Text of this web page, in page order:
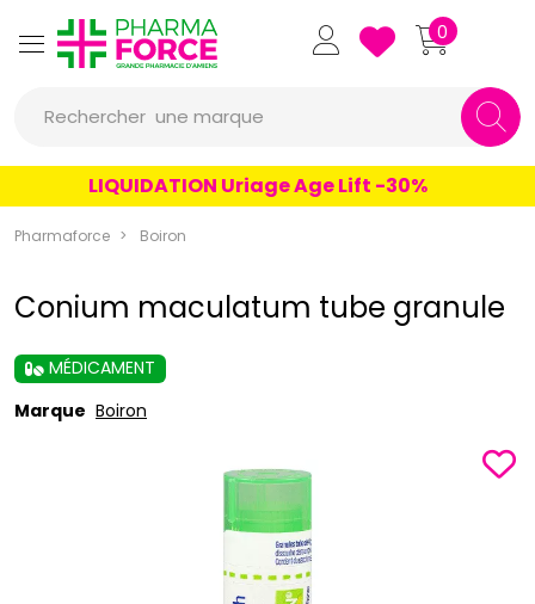
Pharmaforce Grande Pharmacie
0
Rechercher
un produit
une marque
LIQUIDATION Uriage Age Lift -30%
Pharmaforce Boiron
Conium maculatum tube granule
MÉDICAMENT
Marque Boiron